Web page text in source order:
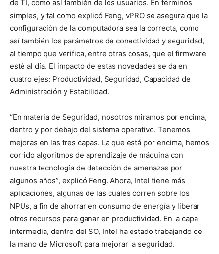
de TI, como así también de los usuarios. En términos
simples, y tal como explicó Feng, vPRO se asegura que la
configuración de la computadora sea la correcta, como
así también los parámetros de conectividad y seguridad,
al tiempo que verifica, entre otras cosas, que el firmware
esté al día. El impacto de estas novedades se da en
cuatro ejes: Productividad, Seguridad, Capacidad de
Administración y Estabilidad.
“En materia de Seguridad, nosotros miramos por encima,
dentro y por debajo del sistema operativo. Tenemos
mejoras en las tres capas. La que está por encima, hemos
corrido algoritmos de aprendizaje de máquina con
nuestra tecnología de detección de amenazas por
algunos años”, explicó Feng. Ahora, Intel tiene más
aplicaciones, algunas de las cuales corren sobre los
NPUs, a fin de ahorrar en consumo de energía y liberar
otros recursos para ganar en productividad. En la capa
intermedia, dentro del SO, Intel ha estado trabajando de
la mano de Microsoft para mejorar la seguridad.